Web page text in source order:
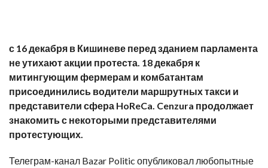
с 16 декабря в Кишиневе перед зданием парламента
не утихают акции протеста. 18 декабря к
митингующим фермерам и комбатантам
присоединились водители маршрутных такси и
представители сфера HoReCa. Cenzura продолжает
знакомить с некоторыми представителями
протестующих.
Телеграм-канал Bazar Politic опубликовал любопытные